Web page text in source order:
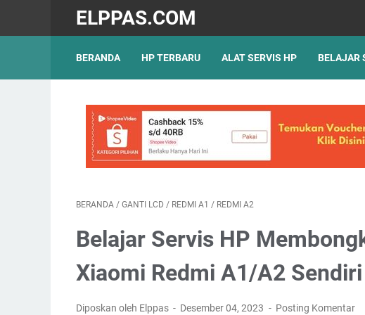
ELPPAS.COM
BERANDA HP TERBARU ALAT SERVIS HP BELAJAR
BERANDA / GANTI LCD / REDMI A1 / REDMI A2
Belajar Servis HP
Xiaomi Redmi A1/A2 Sendiri
Diposkan oleh Elppas Desember 04, 2023 Posting Komentar